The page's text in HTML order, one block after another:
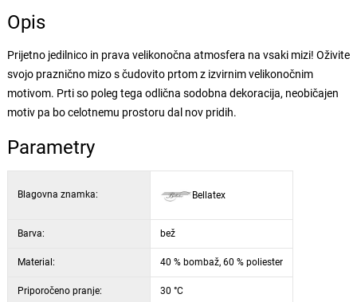
Opis
Prijetno jedilnico in prava velikonočna atmosfera na vsaki mizi! Oživite
svojo praznično mizo s čudovito prtom z izvirnim velikonočnim
motivom. Prti so poleg tega odlična sodobna dekoracija, neobičajen
motiv pa bo celotnemu prostoru dal nov pridih.
Parametry
Blagovna znamka: Bellatex
Barva: bež
Material: 40 % bombaž, 60 % poliester
Priporočeno pranje: 30 °C